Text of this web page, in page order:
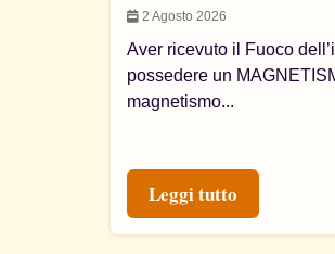
2 Agosto 2026
Aver ricevuto il Fuoco
possedere un
magnetismo...
Leggi tutto